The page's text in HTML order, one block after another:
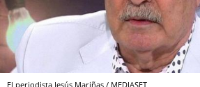
El periodista Jesús Mariñas / MEDIASET